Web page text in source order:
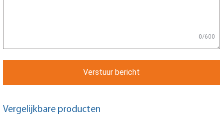
0/600
Verstuur bericht
Vergelijkbare producten